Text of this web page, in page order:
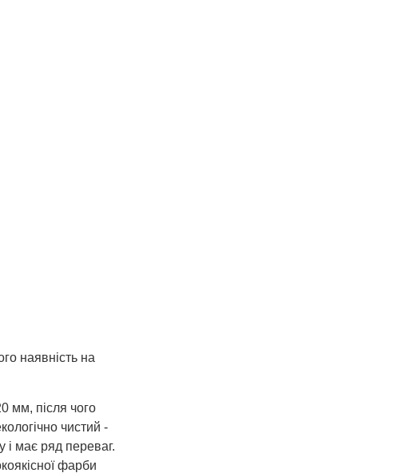
наявність на
мм, після чого
чистий -
і має ряд переваг.
фарби